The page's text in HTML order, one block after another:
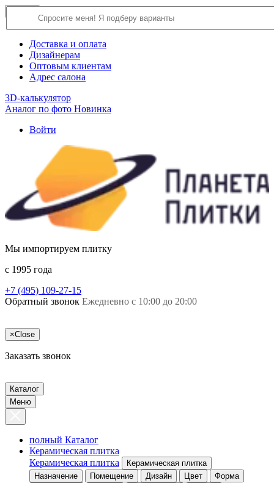
О компании
Доставка и оплата
Дизайнерам
Оптовым клиентам
Адрес салона
3D-калькулятор
Аналог по фото Новинка
Войти
Мы импортируем плитку
c 1995 года
+7 (495) 109-27-15
Обратный звонок Ежедневно с 10:00 до 20:00
×Close
Заказать звонок
Каталог
Меню
полный Каталог
Керамическая плитка
Керамическая плитка
Керамическая плитка
Назначение
Помещение Дизайн Цвет
Форма